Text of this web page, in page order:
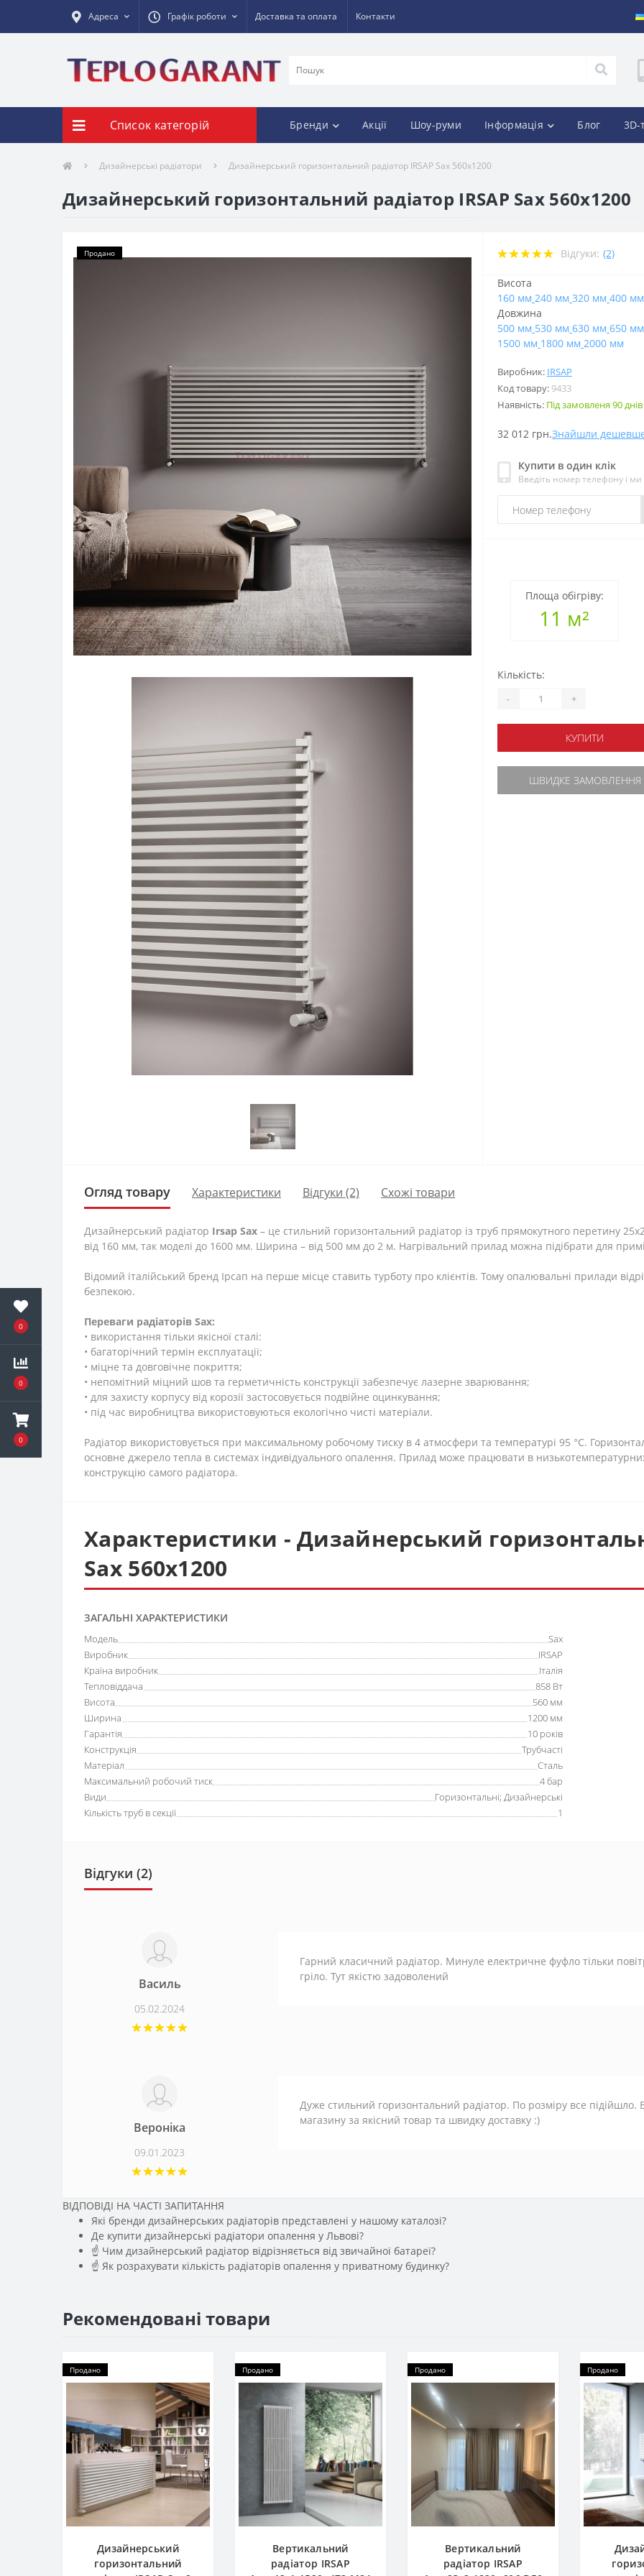
0
0
0
Адреса Графік роботи Доставка та оплата Контакти
Список категорій Бренди Акції Шоу-руми Інформація Блог 3D-
Дизайнерські радіатори Дизайнерський горизонтальний радіатор IRSAP Sax 560x1200
Дизайнерський горизонтальний радіатор IRSAP Sax 560x1200
Продано Відгуки: (2)
Виробник: IRSAP
Код товару: 9433
Наявність: Під замовленя 90 днів
32 012 грн.Знайшли
Купити в один клік
Введіть номер телефону і
Площа обігріву:
11 м²
Висота
160 мм 240 мм 320 мм 400 мм
Довжина
500 мм 530 мм 630 мм 650 мм
1500 мм 1800 мм 2000 мм
Кількість:
- +
КУПИТИ
ШВИДКЕ ЗАМОВЛЕННЯ
Огляд товару Характеристики Відгуки (2) Схожі товари
Дизайнерський радіатор Irsap Sax – це стильний горизонтальний радіатор із труб прямокутного перетину
від 160 мм, так моделі до 1600 мм. Ширина – від 500 мм до 2 м. Нагрівальний прилад можна підібрати для
Відомий італійський бренд Ірсап на перше місце ставить турботу про клієнтів. Тому опалювальні прилади
безпекою.
Переваги радіаторів Sax:
• використання тільки якісної сталі:
• багаторічний термін експлуатації;
• міцне та довговічне покриття;
• непомітний міцний шов та герметичність конструкції забезпечує лазерне зварювання;
• для захисту корпусу від корозії застосовується подвійне оцинкування;
• під час виробництва використовуються екологічно чисті матеріали.
Радіатор використовується при максимальному робочому тиску в 4 атмосфери та температурі 95 °C.
основне джерело тепла в системах індивідуального опалення. Прилад може працювати в
конструкцію самого радіатора.
Характеристики - Дизайнерський
Sax 560x1200
ЗАГАЛЬНІ ХАРАКТЕРИСТИКИ
Модель
Sax
Виробник
IRSAP
Країна виробник
Італія
Тепловіддача
858 Вт
Висота
560 мм
Ширина
1200 мм
Гарантія
10 років
Конструкція
Трубчасті
Матеріал
Сталь
Максимальний робочий тиск
4 бар
Види
Горизонтальні; Дизайнерські
Кількість труб в секції
1
Відгуки (2)
Василь
05.02.2024
Гарний класичний радіатор. Минуле електричне фуфло тільки
гріло. Тут якістю задоволений
Вероніка
09.01.2023
Дуже стильний горизонтальний радіатор. По розміру все підійшло.
магазину за якісний товар та швидку доставку :)
ВІДПОВІДІ НА ЧАСТІ ЗАПИТАННЯ
Які бренди дизайнерських радіаторів представлені у нашому каталозі?
Де купити дизайнерські радіатори опалення у Львові?
☝ Чим дизайнерський радіатор відрізняється від звичайної батареї?
☝ Як розрахувати кількість радіаторів опалення у приватному будинку?
Рекомендовані товари
Продано
Дизайнерський
горизонтальний
Продано
Вертикальний
радіатор IRSAP
Продано
Вертикальний
радіатор IRSAP
Продано